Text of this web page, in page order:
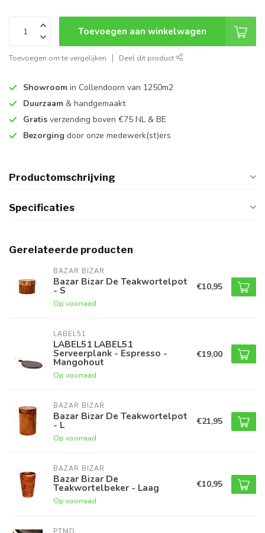
Toevoegen aan winkelwagen
Toevoegen om te vergelijken Deel dit product
Showroom in Collendoorn van 1250m2
Duurzaam & handgemaakt
Gratis verzending boven €75 NL & BE
Bezorging door onze medewerk(st)ers
Productomschrijving
Specificaties
Gerelateerde producten
BAZAR BIZAR
Bazar Bizar De Teakwortelpot
- S
Op voorraad
€10,95
LABEL51
LABEL51 LABEL51
Serveerplank - Espresso -
Mangohout
Op voorraad
€19,00
BAZAR BIZAR
Bazar Bizar De Teakwortelpot
- L
Op voorraad
€21,95
BAZAR BIZAR
Bazar Bizar De
Teakwortelbeker - Laag
Op voorraad
€10,95